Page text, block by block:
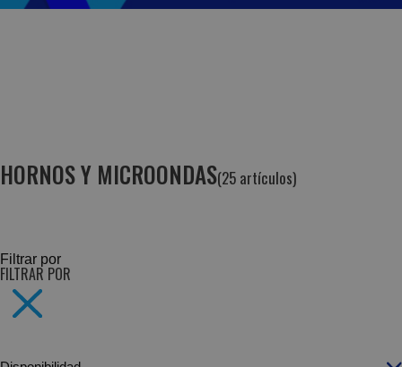
HORNOS Y MICROONDAS(25 artículos)
Filtrar por
FILTRAR POR